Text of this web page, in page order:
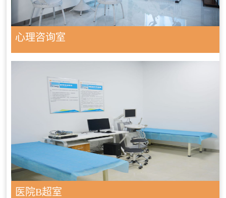
心理咨询室
医院B超室